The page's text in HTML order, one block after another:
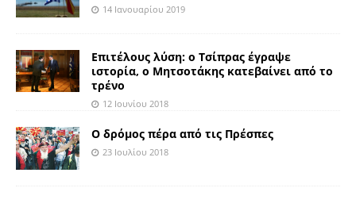
14 Ιανουαρίου 2019
Επιτέλους λύση: ο Τσίπρας έγραψε
ιστορία, ο Μητσοτάκης κατεβαίνει από το
τρένο
12 Ιουνίου 2018
O δρόμος πέρα από τις Πρέσπες
23 Ιουλίου 2018